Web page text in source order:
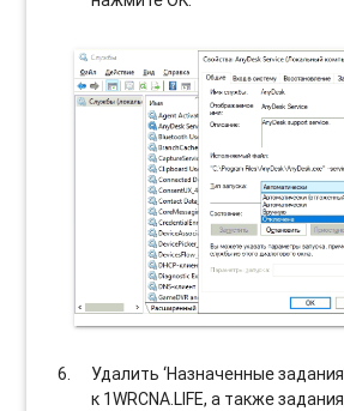
Удалить ‘Назначенные
к 1WRCNA.LIFE, а также